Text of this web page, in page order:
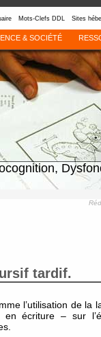
Mots-Clefs DDL Sites
& SOCIÉTÉ
tardif.
l’utilisation de la
en écriture – sur